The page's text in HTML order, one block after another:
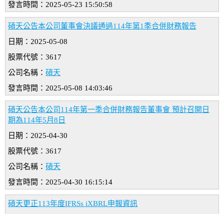
發言時間：2025-05-23 15:50:58
碩天公告本公司董事會決議通過114年第1季合併財務報告
日期：2025-05-08
股票代號：3617
公司名稱： 碩天
發言時間：2025-05-08 14:03:46
碩天公告本公司114年第一季合併財務報告董事會 預計召開日
期為114年5月8日
日期：2025-04-30
股票代號：3617
公司名稱： 碩天
發言時間：2025-04-30 16:15:14
碩天更正113年度IFRSs iXBRL申報資訊